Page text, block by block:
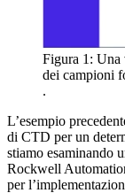
Figura 1: Una
dei campioni
.
L’esempio
di CTD per un
stiamo
Rockwell
per